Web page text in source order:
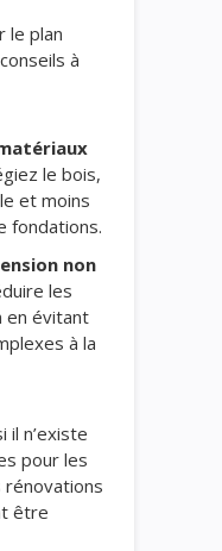
le plan
à
le bois,
et moins
fondations.
non
les
en évitant
à la
il n’existe
pour les
être